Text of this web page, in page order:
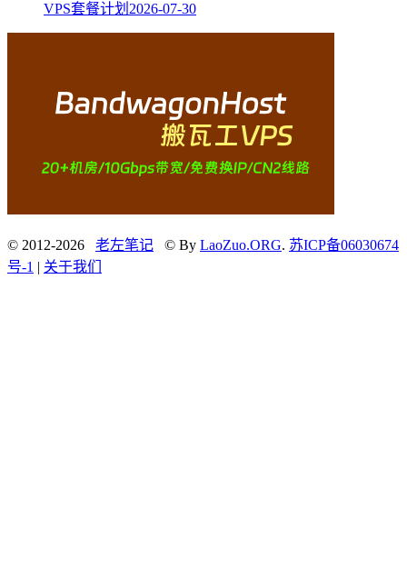
VPS套餐计划 2026-07-30
© 2012-2026 老左笔记 © By LaoZuo.ORG. 苏ICP备06030674
号-1 | 关于我们